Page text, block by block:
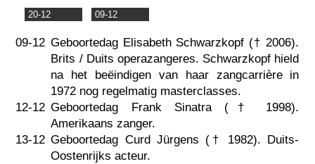
20-12 09-12
09-12 Geboortedag Elisabeth Schwarzkopf (†2006).
Brits / Duits operazangeres. Schwarzkopf hield
na het beëindigen van haar zangcarrière in
1972 nog regelmatig masterclasses.
12-12 Geboortedag Frank Sinatra († 1998).
Amerikaans zanger.
13-12 Geboortedag Curd Jürgens († 1982). Duits-
Oostenrijks acteur.